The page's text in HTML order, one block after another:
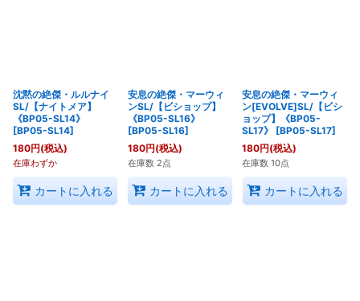
沈黙の絶傑・ルルナイ
SL/【ナイトメア】
《BP05-SL14》
[BP05-SL14]
180円(税込)
在庫わずか
カートに入れる
安息の絶傑・マーウィ
ンSL/【ビショップ】
《BP05-SL16》
[BP05-SL16]
180円(税込)
在庫数 2点
カートに入れる
安息の絶傑・マーウィ
ン[EVOLVE]SL/【ビシ
ョップ】《BP05-
SL17》
[BP05-SL17]
180円(税込)
在庫数 10点
カートに入れる